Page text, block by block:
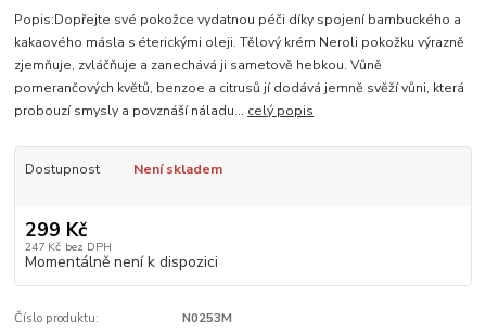
Popis:Dopřejte své pokožce vydatnou péči díky spojení bambuckého a
kakaového másla s éterickými oleji. Tělový krém Neroli pokožku výrazně
zjemňuje, zvláčňuje a zanechává ji sametově hebkou. Vůně
pomerančových květů, benzoe a citrusů jí dodává jemně svěží vůni, která
probouzí smysly a povznáší náladu... celý popis
Dostupnost Není skladem
299 Kč
247 Kč bez DPH
Momentálně není k dispozici
Číslo produktu: N0253M